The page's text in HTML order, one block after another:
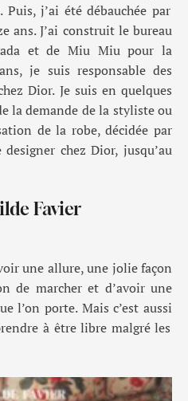
. Puis, j’ai été débauchée par
ans.J’ai construit le bureau
et de Miu Miupour la
, je suis responsable des
Dior. Je suis en quelques
la demande de la styliste ou
de la robe,décidée par
designer chez Dior, jusqu’au
Favier
une allure, une jolie façon
de marcher et d’avoir une
e l’on porte. Mais c’est aussi
à être libre malgréles